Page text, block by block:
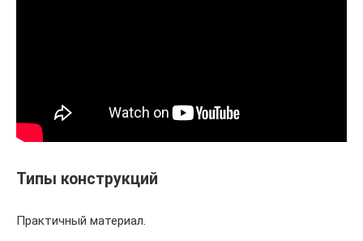
Типы конструкций
Практичный материал.